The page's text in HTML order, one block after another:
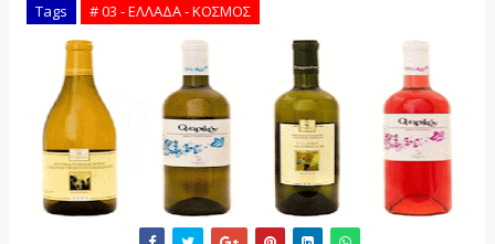
Tags # 03 - ΕΛΛΑΔΑ - ΚΟΣΜΟΣ